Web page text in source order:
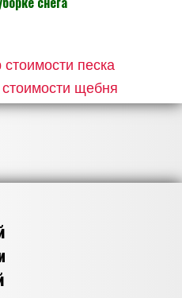
стоимости песка
щебня